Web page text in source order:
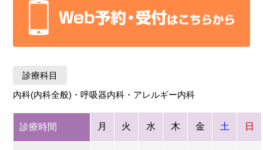
診療科目
内科(内科全般)・呼吸器内科・アレルギー内科
診療時間 月 火 水 木 金 土 日